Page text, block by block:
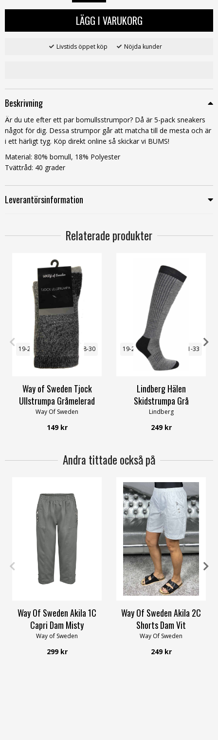
LÄGG I VARUKORG
Livstids öppet köp Nöjda kunder
Beskrivning
Är du ute efter ett par bomullsstrumpor? Då är 5-pack sneakers
något för dig. Dessa strumpor går att matcha till de mesta och är
i ett härligt tyg. Köp direkt online så skickar vi BUMS!
Material: 80% bomull, 18% Polyester
Tvättråd: 40 grader
Leverantörsinformation
Relaterade produkter
19-21 22-24 25-27
28-30
31-34
46-48
Way of Sweden Tjock
Ullstrumpa Gråmelerad
Way Of Sweden
149 kr
19-21 22-24
31-33
34-36 46-48
Lindberg Hälen
Skidstrumpa Grå
Lindberg
249 kr
Andra tittade också på
XXL 3XL 4XL
Way Of Sweden Akila 1C
Capri Dam Misty
Way of Sweden
299 kr
XS S M L XL 4XL
Way Of Sweden Akila 2C
Shorts Dam Vit
Way Of Sweden
249 kr